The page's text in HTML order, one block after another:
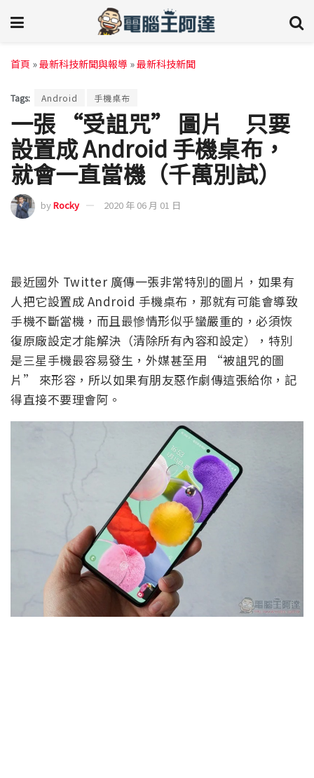
首頁 »最新科技新聞與報導 »最新科技新聞
Tags: Android 手機桌布
一張 “受詛咒” 圖片 只要
設置成 Android 手機桌布，
就會一直當機（千萬別試）
byRocky 2020 年 06 月 01 日
最近國外 Twitter 廣傳一張非常特別的圖片，如果有
人把它設置成 Android 手機桌布，那就有可能會導致
手機不斷當機，而且最慘情形似乎蠻嚴重的，必須恢
復原廠設定才能解決（清除所有內容和設定），特別
是三星手機最容易發生，外媒甚至用 “被詛咒的圖
片” 來形容，所以如果有朋友惡作劇傳這張給你，記
得直接不要理會阿。